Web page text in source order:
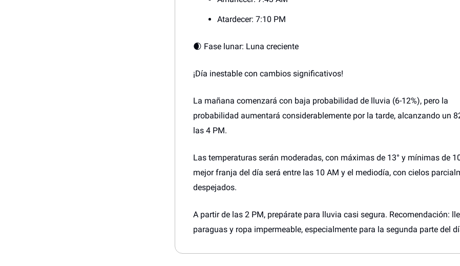
Atardecer: 7:10 PM
🌒 Fase lunar: Luna creciente
¡Día inestable con cambios significativos!
La mañana comenzará con baja probabilidad de lluvia (6-12%), pero la
probabilidad aumentará considerablemente por la tarde, alcanzando un
las 4 PM.
Las temperaturas serán moderadas, con máximas de 13° y mínimas de
mejor franja del día será entre las 10 AM y el mediodía, con cielos
despejados.
A partir de las 2 PM, prepárate para lluvia casi segura. Recomendación:
paraguas y ropa impermeable, especialmente para la segunda parte del